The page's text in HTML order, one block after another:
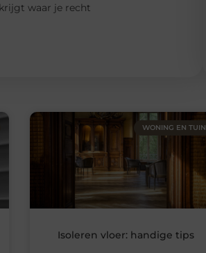
waar je recht
WONING EN TUIN
Isoleren vloer: handige tips